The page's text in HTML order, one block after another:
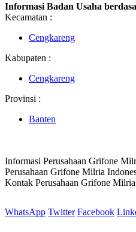
Informasi Badan Usaha
Kecamatan :
Cengkareng
Kabupaten :
Cengkareng
Provinsi :
Banten
Informasi Perusahaan Grifone
Perusahaan Grifone Milria
Kontak Perusahaan Grifone
WhatsApp Twitter Facebook